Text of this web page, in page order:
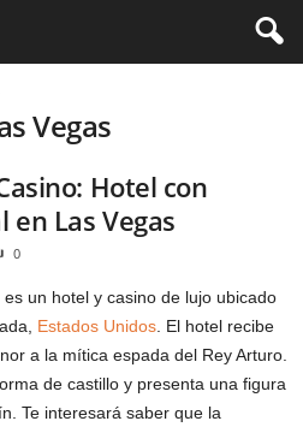
Vegas
Hotel con
Las Vegas
0
es un hotel y casino de lujo ubicado
Estados Unidos . El hotel recibe
a la mítica espada del Rey Arturo.
de castillo y presenta una figura
Te interesará saber que la